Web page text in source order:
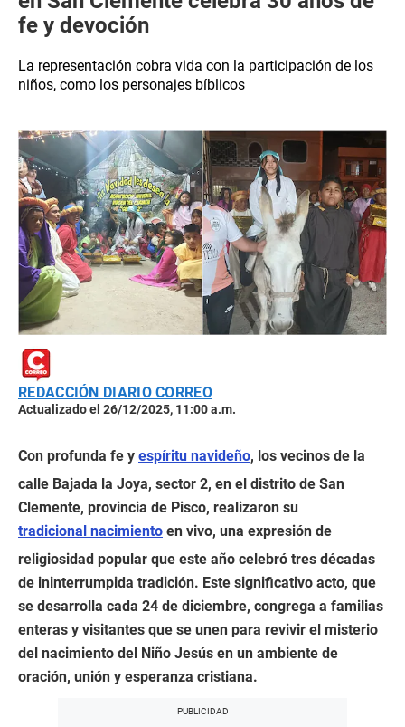
fe y devoción
La representación cobra vida con la participación de los
niños, como los personajes bíblicos
REDACCIÓN DIARIO CORREO
Actualizado el 26/12/2025, 11:00 a.m.
Con profunda fe y espíritu navideño, los vecinos de la
calle Bajada la Joya, sector 2, en el distrito de San
Clemente, provincia de Pisco, realizaron su
tradicional nacimiento en vivo, una expresión de
religiosidad popular que este año celebró tres décadas
de ininterrumpida tradición. Este significativo acto, que
se desarrolla cada 24 de diciembre, congrega a familias
enteras y visitantes que se unen para revivir el misterio
del nacimiento del Niño Jesús en un ambiente de
oración, unión y esperanza cristiana.